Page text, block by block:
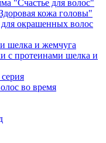
"Счастье для волос"
кожа головы"
окрашенных волос
шелка и жемчуга
с протеинами шелка и
во время